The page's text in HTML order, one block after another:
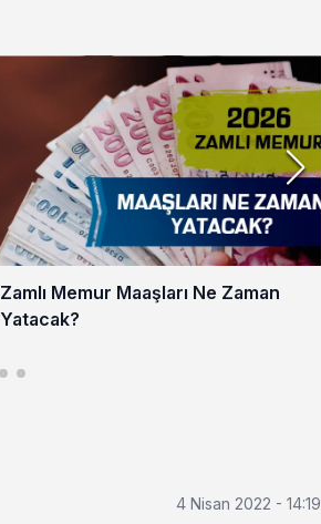
Zamlı Memur Maaşları Ne Zaman
Yatacak?
4 Nisan 2022 - 14:19